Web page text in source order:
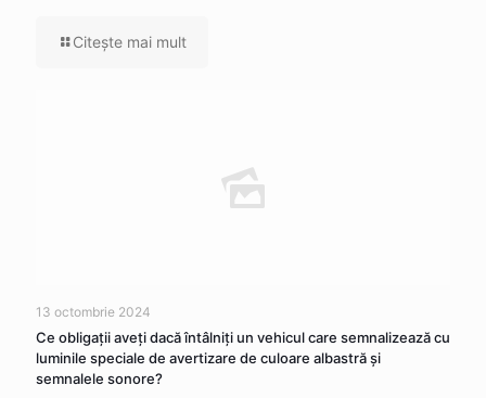
Citeşte mai mult
13 octombrie 2024
Ce obligaţii aveţi dacă întâlniţi un vehicul care semnalizează cu
luminile speciale de avertizare de culoare albastră şi
semnalele sonore?